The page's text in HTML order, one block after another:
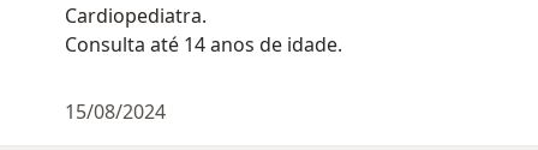
Cardiopediatra.
Consulta até 14 anos de idade.
15/08/2024